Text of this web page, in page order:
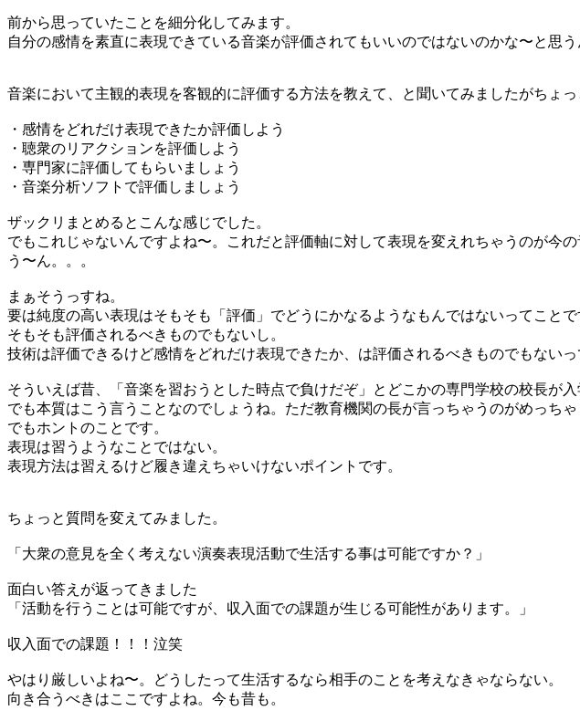
前から思っていたことを細分化してみます。
自分の感情を素直に表現できている音楽が評価されてもいいのではないのかな〜と思う
音楽において主観的表現を客観的に評価する方法を教えて、と聞いてみましたがちょっ
・感情をどれだけ表現できたか評価しよう
・聴衆のリアクションを評価しよう
・専門家に評価してもらいましょう
・音楽分析ソフトで評価しましょう
ザックリまとめるとこんな感じでした。
でもこれじゃないんですよね〜。これだと評価軸に対して表現を変えれちゃうのが今の
う〜ん。。。
まぁそうっすね。
要は純度の高い表現はそもそも「評価」でどうにかなるようなもんではないってことで
そもそも評価されるべきものでもないし。
技術は評価できるけど感情をどれだけ表現できたか、は評価されるべきものでもないっ
そういえば昔、「音楽を習おうとした時点で負けだぞ」とどこかの専門学校の校長が
でも本質はこう言うことなのでしょうね。ただ教育機関の長が言っちゃうのがめっち
でもホントのことです。
表現は習うようなことではない。
表現方法は習えるけど履き違えちゃいけないポイントです。
ちょっと質問を変えてみました。
「大衆の意見を全く考えない演奏表現活動で生活する事は可能ですか？」
面白い答えが返ってきました
「活動を行うことは可能ですが、収入面での課題が生じる可能性があります。」
収入面での課題！！！泣笑
やはり厳しいよね〜。どうしたって生活するなら相手のことを考えなきゃならない。
向き合うべきはここですよね。今も昔も。